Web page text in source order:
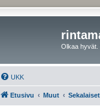
Olkaa hyvät.
UKK
Etusivu Muut